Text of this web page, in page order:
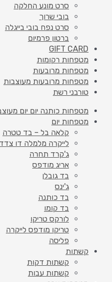
סרט מונע החלקה
בובי שרוך
סרט נפח בובי בייגלה
ברטון פרמיום
GIFT CARD
מטפחות רקומות
מטפחות מרובעות
מטפחות מרובעות מעוצבות
טורבני רשת
מטפחות כותנה יום יום
מטפחות יום
קלאה בל – בד טטרה
לייקרה מלמלה דו
ג'קרד תחרה
אריג מודפס
בד גובלן
ג'ינס
בד כותנה
בד קומו
לורקס טריקו
טריקו מודפס לייקרה
פליסה
קשתות
קשתות דקות
קשתות עבות